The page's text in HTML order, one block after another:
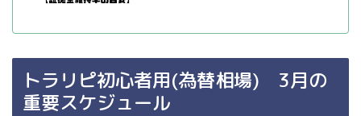
トラリピ初心者用(為替相場) 3月の
重要スケジュール